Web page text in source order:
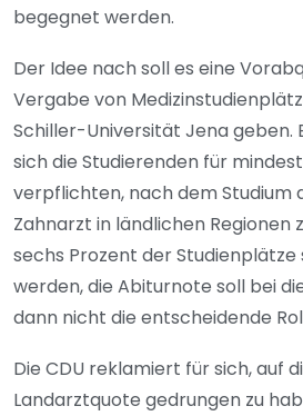
begegnet werden.
Der Idee nach soll es eine
Vergabe von
Schiller-Universität Jena geben.
sich die Studierenden für
verpflichten, nach dem Studium
Zahnarzt in ländlichen Regionen
sechs Prozent der
werden, die Abiturnote soll bei
dann nicht die entscheidende
Die CDU reklamiert für sich, auf
Landarztquote gedrungen zu